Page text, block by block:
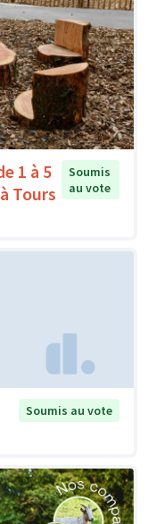
1 à 5
Tours
Soumis
au vote
Soumis au vote